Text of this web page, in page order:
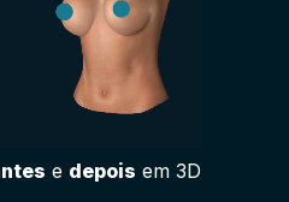
e depois em 3D